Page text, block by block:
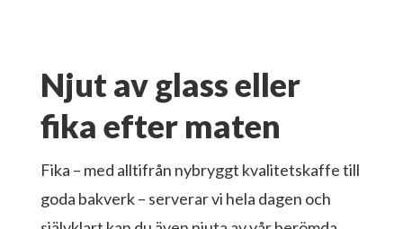
Njut av glass eller
fika efter maten
Fika – med alltifrån nybryggt kvalitetskaffe till
goda bakverk – serverar vi hela dagen och